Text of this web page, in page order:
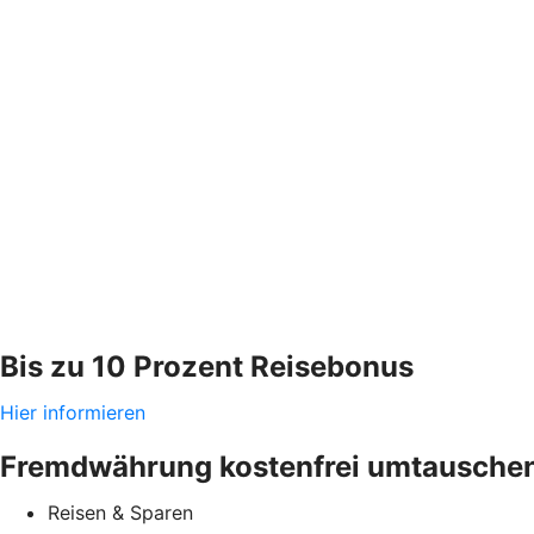
Bis zu 10 Prozent Reisebonus
Hier informieren
Fremdwährung kostenfrei
Reisen & Sparen